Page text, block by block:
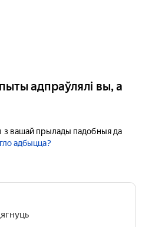
адпраўлялі вы, а
з вашай прылады падобныя да
адбыцца?